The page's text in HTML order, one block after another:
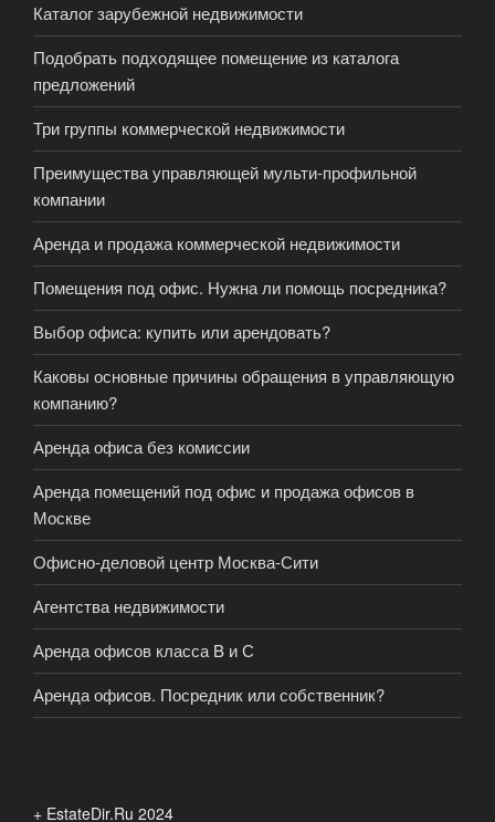
Каталог зарубежной недвижимости
Подобрать подходящее помещение из каталога
предложений
Три группы коммерческой недвижимости
Преимущества управляющей мульти-профильной
компании
Аренда и продажа коммерческой недвижимости
Помещения под офис. Нужна ли помощь посредника?
Выбор офиса: купить или арендовать?
Каковы основные причины обращения в управляющую
компанию?
Аренда офиса без комиссии
Аренда помещений под офис и продажа офисов в
Москве
Офисно-деловой центр Москва-Сити
Агентства недвижимости
Аренда офисов класса B и С
Аренда офисов. Посредник или собственник?
+ EstateDir.Ru 2024